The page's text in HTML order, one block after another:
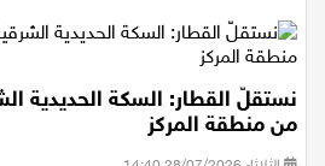
نستقلّ القطار: السكة الحديدية
من منطقة المركز